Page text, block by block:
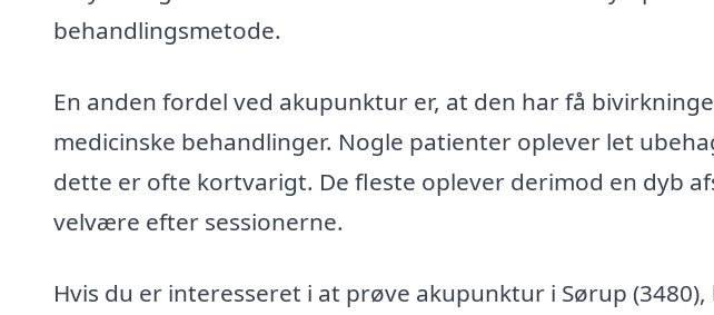
behandlingsmetode.
En anden fordel ved akupunktur er, at den har få
medicinske behandlinger. Nogle patienter oplever let
dette er ofte kortvarigt. De fleste oplever derimod en dyb
velvære efter sessionerne.
Hvis du er interesseret i at prøve akupunktur i Sørup (3480),